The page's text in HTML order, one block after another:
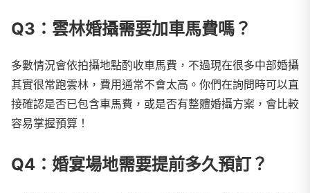
Q3：雲林婚攝需要加車馬費嗎？
多數情況會依拍攝地點酌收車馬費，不過現在很多中部婚攝
其實很常跑雲林，費用通常不會太高。你們在詢問時可以直
接確認是否已包含車馬費，或是否有整體婚攝方案，會比較
容易掌握預算！
Q4：婚宴場地需要提前多久預訂？